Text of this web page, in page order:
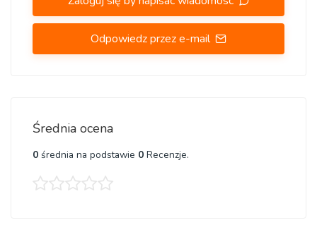
Odpowiedz przez e-mail
Średnia ocena
0 średnia na podstawie 0 Recenzje.